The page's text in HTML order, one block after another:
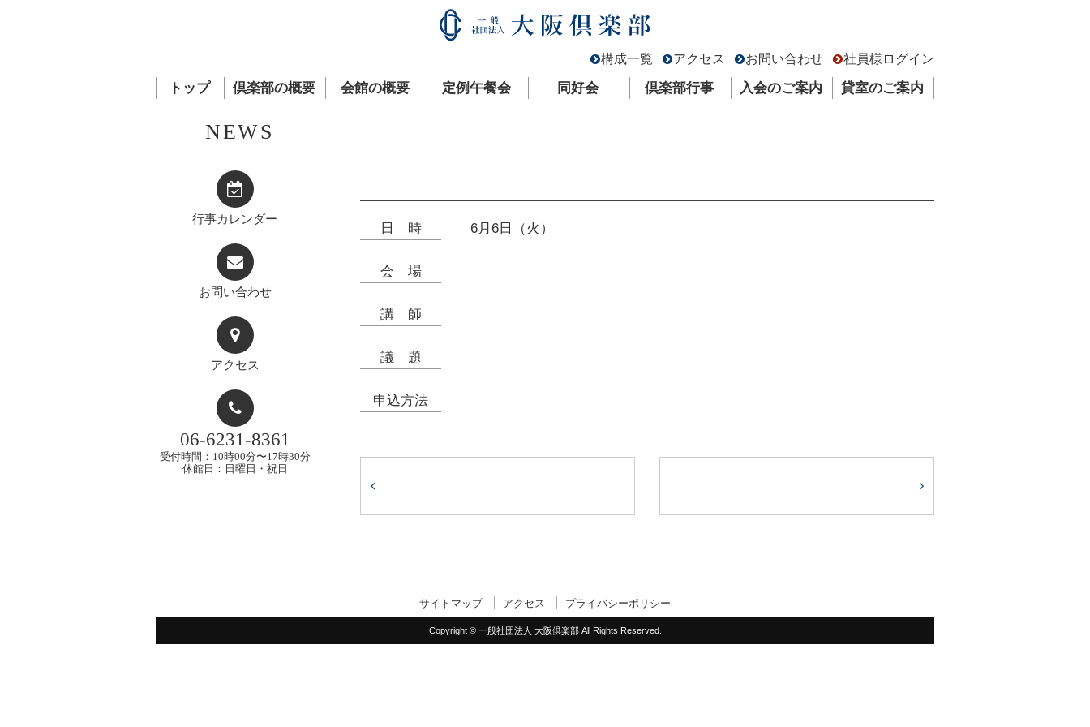
社員様ログイン
お問い合わせ
アクセス
構成一覧
トップ 倶楽部の概要 会館の概要 定例午餐会 同好会 倶楽部行事 入会のご案内 貸室のご案内
NEWS
日時 6月6日（火）
会場
講師
議題
申込方法
行事カレンダー
お問い合わせ
アクセス
06-6231-8361
受付時間：10時00分〜17時30分
休館日：日曜日・祝日
サイトマップ アクセス プライバシーポリシー
Copyright © 一般社団法人 大阪倶楽部 All Rights Reserved.